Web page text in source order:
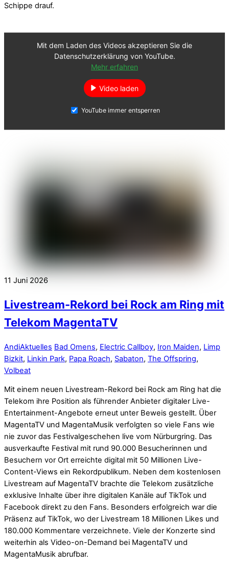
Schippe drauf.
Mit dem Laden des Videos akzeptieren Sie die
Datenschutzerklärung von YouTube.
Mehr erfahren
Video laden
YouTube immer entsperren
11 Juni 2026
Livestream-Rekord bei Rock am Ring mit
Telekom MagentaTV
AndiAktuelles Bad Omens, Electric Callboy, Iron Maiden, Limp
Bizkit, Linkin Park, Papa Roach, Sabaton, The Offspring,
Volbeat
Mit einem neuen Livestream-Rekord bei Rock am Ring hat die
Telekom ihre Position als führender Anbieter digitaler Live-
Entertainment-Angebote erneut unter Beweis gestellt. Über
MagentaTV und MagentaMusik verfolgten so viele Fans wie
nie zuvor das Festivalgeschehen live vom Nürburgring. Das
ausverkaufte Festival mit rund 90.000 Besucherinnen und
Besuchern vor Ort erreichte digital mit 50 Millionen Live-
Content-Views ein Rekordpublikum. Neben dem kostenlosen
Livestream auf MagentaTV brachte die Telekom zusätzliche
exklusive Inhalte über ihre digitalen Kanäle auf TikTok und
Facebook direkt zu den Fans. Besonders erfolgreich war die
Präsenz auf TikTok, wo der Livestream 18 Millionen Likes und
180.000 Kommentare verzeichnete. Viele der Konzerte sind
weiterhin als Video-on-Demand bei MagentaTV und
MagentaMusik abrufbar.